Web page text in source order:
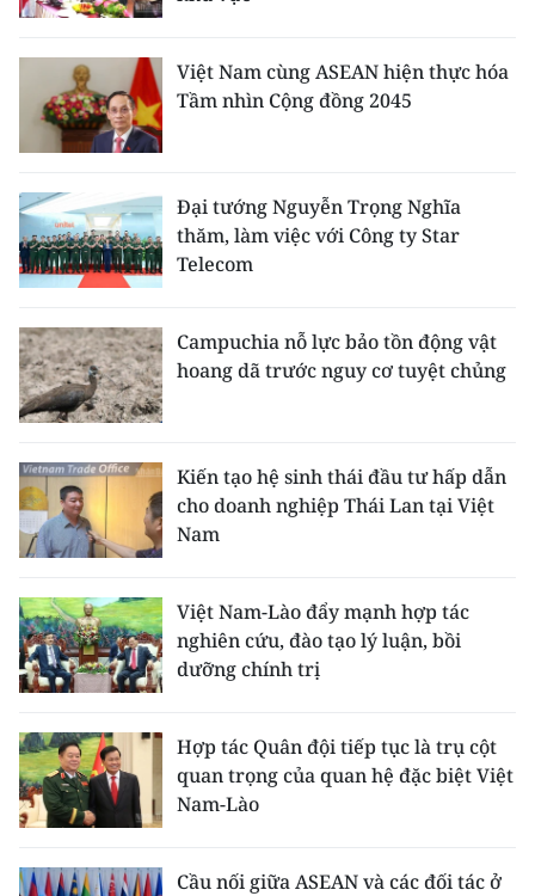
Việt Nam cùng ASEAN hiện thực hóa
Tầm nhìn Cộng đồng 2045
Đại tướng Nguyễn Trọng Nghĩa
thăm, làm việc với Công ty Star
Telecom
Campuchia nỗ lực bảo tồn động vật
hoang dã trước nguy cơ tuyệt chủng
Kiến tạo hệ sinh thái đầu tư hấp dẫn
cho doanh nghiệp Thái Lan tại Việt
Nam
Việt Nam-Lào đẩy mạnh hợp tác
nghiên cứu, đào tạo lý luận, bồi
dưỡng chính trị
Hợp tác Quân đội tiếp tục là trụ cột
quan trọng của quan hệ đặc biệt Việt
Nam-Lào
Cầu nối giữa ASEAN và các đối tác ở